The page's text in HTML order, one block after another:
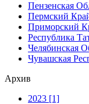
Пензенская
Пермский
Приморский
Республика
Челябинская
Чувашская
Архив
2023 [1]